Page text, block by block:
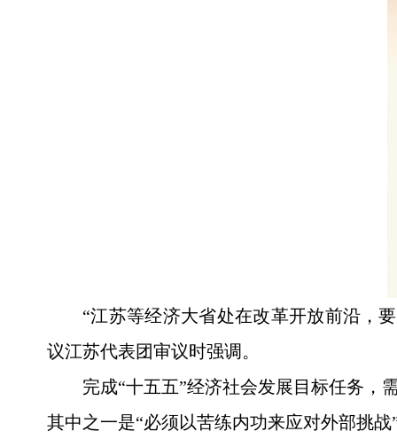
“江苏等经济大省处在改革开放前沿，
议江苏代表团审议时强调。
完成“十五五”经济社会发展目标任务，
其中之一是“必须以苦练内功来应对外部挑